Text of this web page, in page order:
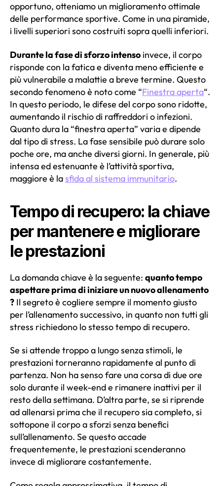
opportuno, otteniamo un miglioramento ottimale
delle performance sportive. Come in una piramide,
i livelli superiori sono costruiti sopra quelli inferiori.
Durante la fase di sforzo intenso invece, il corpo
risponde con la fatica e diventa meno efficiente e
più vulnerabile a malattie a breve termine. Questo
secondo fenomeno è noto come “Finestra aperta“.
In questo periodo, le difese del corpo sono ridotte,
aumentando il rischio di raffreddori o infezioni.
Quanto dura la “finestra aperta” varia e dipende
dal tipo di stress. La fase sensibile può durare solo
poche ore, ma anche diversi giorni. In generale, più
intensa ed estenuante è l’attività sportiva,
maggiore è lasfida al sistema immunitario.
Tempo di recupero: la chiave
per mantenere e migliorare
le prestazioni
La domanda chiave è la seguente: quanto tempo
aspettare prima di iniziare un nuovo allenamento
? Il segreto è cogliere sempre il momento giusto
per l’allenamento successivo, in quanto non tutti gli
stress richiedono lo stesso tempo di recupero.
Se si attende troppo a lungo senza stimoli, le
prestazioni torneranno rapidamente al punto di
partenza. Non ha senso fare una corsa di due ore
solo durante il week-end e rimanere inattivi per il
resto della settimana. D’altra parte, se si riprende
ad allenarsi prima che il recupero sia completo, si
sottopone il corpo a sforzi senza benefici
sull’allenamento. Se questo accade
frequentemente, le prestazioni scenderanno
invece di migliorare costantemente.